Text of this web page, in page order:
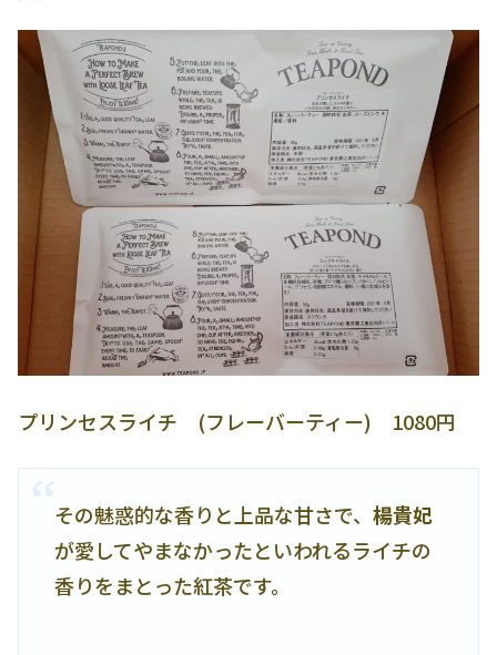
プリンセスライチ (フレーバーティー) 1080円
その魅惑的な香りと上品な甘さで、楊貴妃
が愛してやまなかったといわれるライチの
香りをまとった紅茶です。